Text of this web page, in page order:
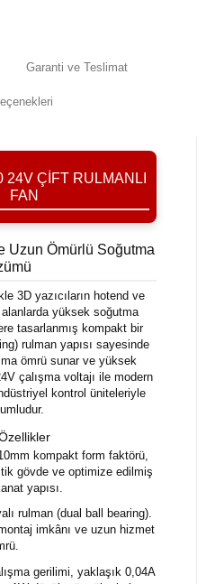
Garanti ve Teslimat
24V ÇIFT RULMANLI
FAN
Uzun Ömürlü Soğutma
3D yazıcıların hotend ve
yüksek soğutma
tasarlanmış kompakt bir
rulman yapısı sayesinde
ömrü sunar ve yüksek
çalışma voltajı ile modern
kontrol üniteleriyle
kompakt form faktörü,
gövde ve optimize edilmiş
yapısı.
rulman (dual ball bearing).
imkânı ve uzun hizmet
gerilimi, yaklaşık 0,04A